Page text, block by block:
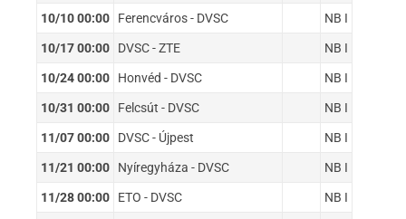
10/10 00:00 Ferencváros - DVSC NB I
10/17 00:00 DVSC - ZTE NB I
10/24 00:00 Honvéd - DVSC NB I
10/31 00:00 Felcsút - DVSC NB I
11/07 00:00 DVSC - Újpest NB I
11/21 00:00 Nyíregyháza - DVSC NB I
11/28 00:00 ETO - DVSC NB I